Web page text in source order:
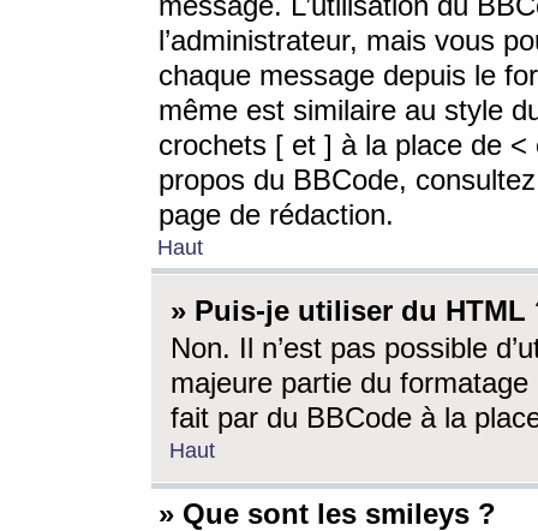
l’administrateur, mais vous
chaque message depuis le
même est similaire au style
crochets [ et ] à la place de <
propos du BBCode,
page de rédaction.
Haut
» Puis-je utiliser du HTML
Non. Il n’est pas possible
majeure partie du
fait par du BBCode à la
Haut
» Que sont les smileys ?